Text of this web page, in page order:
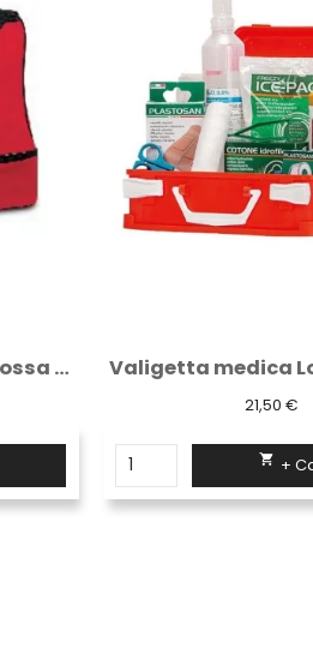
Valigetta medica Logica con supporto per...
55,82 €
 +